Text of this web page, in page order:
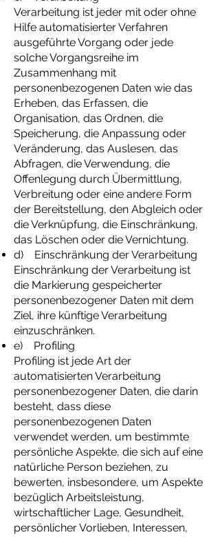
Verarbeitung ist jeder mit oder ohne
Hilfe automatisierter Verfahren
ausgeführte Vorgang oder jede
solche Vorgangsreihe im
Zusammenhang mit
personenbezogenen Daten wie das
Erheben, das Erfassen, die
Organisation, das Ordnen, die
Speicherung, die Anpassung oder
Veränderung, das Auslesen, das
Abfragen, die Verwendung, die
Offenlegung durch Übermittlung,
Verbreitung oder eine andere Form
der Bereitstellung, den Abgleich oder
die Verknüpfung, die Einschränkung,
das Löschen oder die Vernichtung.
d) Einschränkung der Verarbeitung
Einschränkung der Verarbeitung ist
die Markierung gespeicherter
personenbezogener Daten mit dem
Ziel, ihre künftige Verarbeitung
einzuschränken.
e) Profiling
Profiling ist jede Art der
automatisierten Verarbeitung
personenbezogener Daten, die darin
besteht, dass diese
personenbezogenen Daten
verwendet werden, um bestimmte
persönliche Aspekte, die sich auf eine
natürliche Person beziehen, zu
bewerten, insbesondere, um Aspekte
bezüglich Arbeitsleistung,
wirtschaftlicher Lage, Gesundheit,
persönlicher Vorlieben, Interessen,